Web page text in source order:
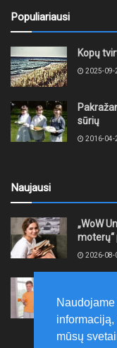
Populiariausi
Kopų
2025-09-
sūrių
2016-04-
Naujausi
„WoW
moterų“
2026-08-
2026-08-
mūsų